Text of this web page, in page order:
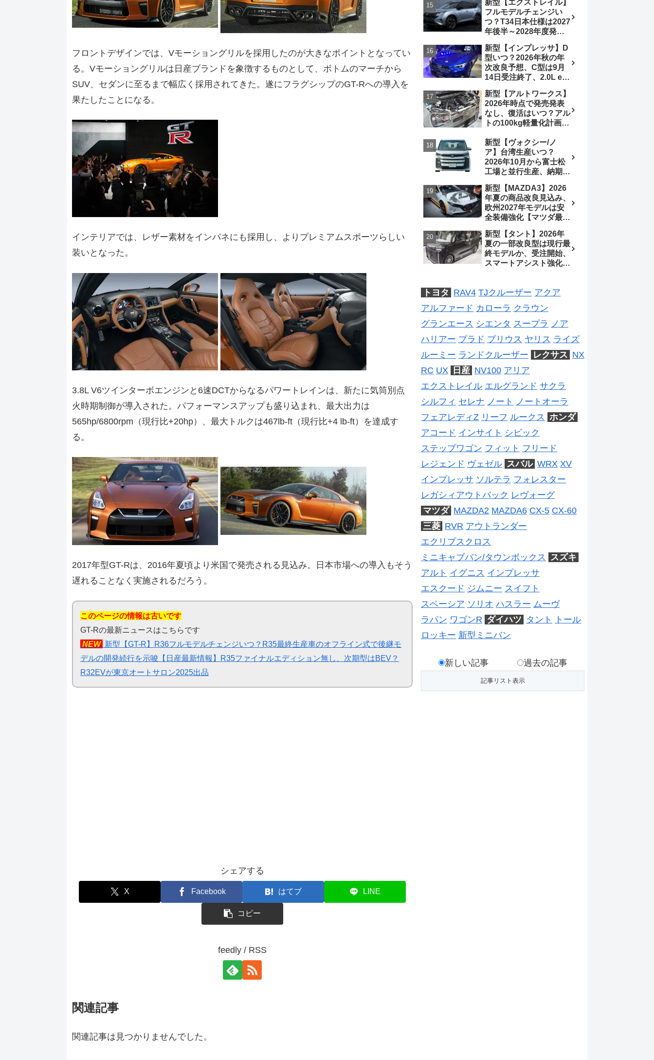
フロントデザインでは、Vモーショングリルを採用したのが大きなポイントとなってい
る。Vモーショングリルは日産ブランドを象徴するものとして、ボトムのマーチから
SUV、セダンに至るまで幅広く採用されてきた。遂にフラグシップのGT-Rへの導入を
果たしたことになる。
インテリアでは、レザー素材をインパネにも採用し、よりプレミアムスポーツらしい
装いとなった。
3.8L V6ツインターボエンジンと6速DCTからなるパワートレインは、新たに気筒別点
火時期制御が導入された。パフォーマンスアップも盛り込まれ、最大出力は
565hp/6800rpm（現行比+20hp）、最大トルクは467lb-ft（現行比+4 lb-ft）を達成す
る。
2017年型GT-Rは、2016年夏頃より米国で発売される見込み。日本市場への導入もそう
遅れることなく実施されるだろう。
このページの情報は古いです
GT-Rの最新ニュースはこちらです
NEW 新型【GT-R】R36フルモデルチェンジいつ？R35最終生産車のオフライン式で後継モ
デルの開発続行を示唆【日産最新情報】R35ファイナルエディション無し、次期型はBEV？
R32EVが東京オートサロン2025出品
シェアする
X Facebook はてブ LINE
コピー
feedly / RSS
関連記事
関連記事は見つかりませんでした。
う無い？【トヨタ最新情
報】1.2Lハイブリッド追
加は次期型に期待
新型【エクストレイル】
フルモデルチェンジい
つ？T34日本仕様は2027
年後半～2028年度発売
米ローグe-POWERは
2026年後半投入へ
新型【インプレッサ】D
型いつ？2026年秋の年
次改良予想、C型は9月
14日受注終了、2.0L e-
グハイブリッド設定無し
予想【スバル最新情報】
新型【アルトワークス】
2026年時点で発売発表
なし、復活はいつ？アル
トの100kg軽量化計画は
処、5MTターボとアルト
スピリットに期待【スズ
キ最新情報】
新型【ヴォクシー/ノ
ア】台湾生産いつ？
2026年10月から富士松
工場と並行生産、納期短
2026年5月6日マイナー
チェンジ、価格 NOAH
326万1500円、VOXY
375万1000円、特別仕様
車 WxBと煌の追加に期
待、S-Zに12.3インチメ
ーター
新型【MAZDA3】2026
年夏の商品改良見込み、
欧州2027年モデルは安
全装備強化【マツダ最新
ジは2028年以降予想
新型【タント】2026年
夏の一部改良型は現行最
終モデルか、受注開始、
スマートアシスト強化と
【ダイハツ最新情報】
トヨタ RAV4 TJクルーザー アクア
アルファード カローラ クラウン
グランエース シエンタ スープラ
ノア
ハリアー プラド プリウス ヤリス ライズ
ルーミー ランドクルーザー レクサス NX
RC UX 日産 NV100 アリア
エクストレイル エルグランド サクラ
シルフィ セレナ ノート
ノートオーラ
フェアレディZ リーフ ルークス ホンダ
アコード インサイト シビック
ステップワゴン フィット フリード
レジェンド ヴェゼル スバル WRX XV
インプレッサ ソルテラ フォレスター
レガシィアウトバック レヴォーグ
マツダ MAZDA2 MAZDA6 CX-5 CX-60
三菱 RVR アウトランダー
エクリプスクロス
ミニキャブバン/タウンボックス
スズキ
アルト イグニス インプレッサ
エスクード ジムニー スイフト
スペーシア ソリオ ハスラー ムーヴ
ラパン ワゴンR ダイハツ タント
トール
ロッキー 新型ミニバン
新しい記事 過去の記事